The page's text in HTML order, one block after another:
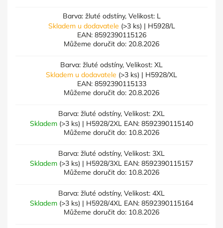
Barva: žluté odstíny, Velikost: L
Skladem u dodavatele (>3 ks) | H5928/L
EAN: 8592390115126
Můžeme doručit do: 20.8.2026
Barva: žluté odstíny, Velikost: XL
Skladem u dodavatele (>3 ks) | H5928/XL
EAN: 8592390115133
Můžeme doručit do: 20.8.2026
Barva: žluté odstíny, Velikost: 2XL
Skladem (>3 ks) | H5928/2XL EAN: 8592390115140
Můžeme doručit do: 10.8.2026
Barva: žluté odstíny, Velikost: 3XL
Skladem (>3 ks) | H5928/3XL EAN: 8592390115157
Můžeme doručit do: 10.8.2026
Barva: žluté odstíny, Velikost: 4XL
Skladem (>3 ks) | H5928/4XL EAN: 8592390115164
Můžeme doručit do: 10.8.2026